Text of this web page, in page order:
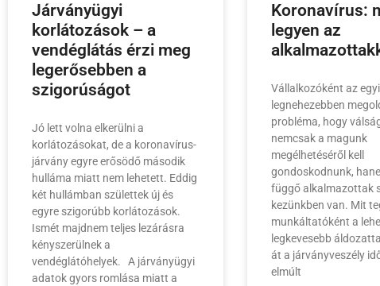
Járványügyi
korlátozások – a
vendéglátás érzi meg
legerősebben a
szigorúságot
Jó lett volna elkerülni a
korlátozásokat, de a koronavírus-
járvány egyre erősödő második
hulláma miatt nem lehetett. Eddig
két hullámban születtek új és
egyre szigorúbb korlátozások.
Ismét majdnem teljes lezárásra
kényszerülnek a
vendéglátóhelyek. A járványügyi
adatok gyors romlása miatt a
Koronavírus:
legyen az
Vállalkozóként az
legnehezebben
probléma, hogy
nemcsak a magunk
megélhetéséről kell
gondoskodnunk,
függő alkalmazottak
kezünkben van. Mit
munkáltatóként a
legkevesebb
át a járványveszély
elmúlt